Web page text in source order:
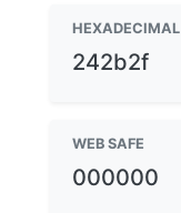
HEXADECIMAL
242b2f
WEB SAFE
000000